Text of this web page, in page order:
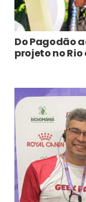
Do Pagodão
projeto no